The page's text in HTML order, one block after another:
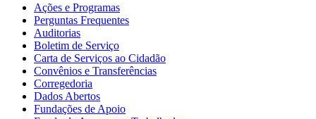
Ações e Programas
Perguntas Frequentes
Auditorias
Boletim de Serviço
Carta de Serviços ao Cidadão
Convênios e Transferências
Corregedoria
Dados Abertos
Fundações de Apoio